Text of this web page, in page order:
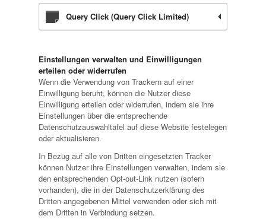
Query Click (Query Click Limited)
Einstellungen verwalten und Einwilligungen
erteilen oder widerrufen
Wenn die Verwendung von Trackern auf einer
Einwilligung beruht, können die Nutzer diese
Einwilligung erteilen oder widerrufen, indem sie ihre
Einstellungen über die entsprechende
Datenschutzauswahltafel auf diese Website festelegen
oder aktualisieren.
In Bezug auf alle von Dritten eingesetzten Tracker
können Nutzer ihre Einstellungen verwalten, indem sie
den entsprechenden Opt-out-Link nutzen (sofern
vorhanden), die in der Datenschutzerklärung des
Dritten angegebenen Mittel verwenden oder sich mit
dem Dritten in Verbindung setzen.